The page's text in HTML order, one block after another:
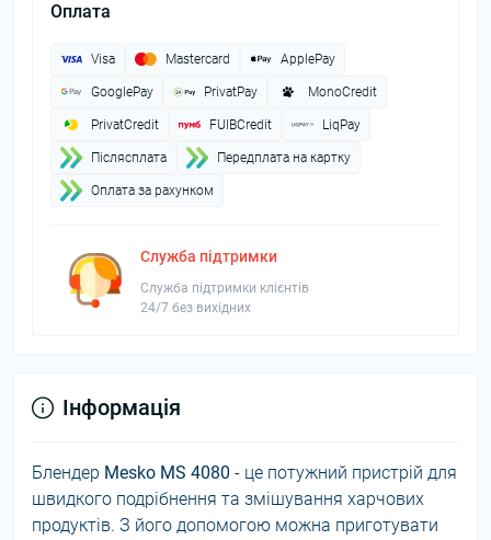
Оплата
Visa Mastercard ApplePay
GooglePay PrivatPay MonoCredit
PrivatCredit FUIBCredit LiqPay
Пiслясплата Передплата на картку
Оплата за рахунком
Служба підтримки
Служба підтримки клієнтів
24/7 без вихідних
Інформація
Блендер Mesko MS 4080 - це потужний пристрій для
швидкого подрібнення та змішування харчових
продуктів. З його допомогою можна приготувати